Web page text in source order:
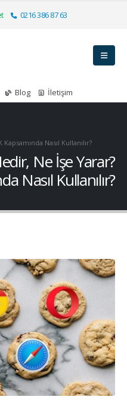
0216 386 87 63
Blog İletişim
Nasıl Kullanılır?
Ne İşe Yarar?
Nasıl Kullanılır?